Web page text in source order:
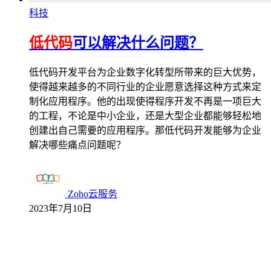
科技
低代码可以解决什么问题？
低代码开发平台为企业数字化转型所带来的巨大优势，
使得越来越多的不同行业的企业愿意选择这种方式来定
制化应用程序。他的出现使得程序开发不再是一项巨大
的工程，不论是中小企业，还是大型企业都能够轻松地
创建出自己需要的应用程序。那低代码开发能够为企业
解决哪些痛点问题呢？
Zoho云服务
2023年7月10日